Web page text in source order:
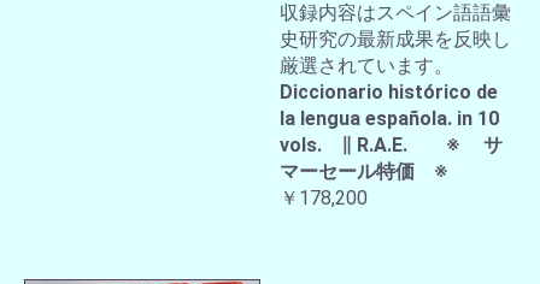
収録内容はスペイン語語彙
史研究の最新成果を反映し
厳選されています。
Diccionario histórico de
la lengua española. in 10
vols. ∥ R.A.E. ※ サ
マーセール特価 ※
￥178,200